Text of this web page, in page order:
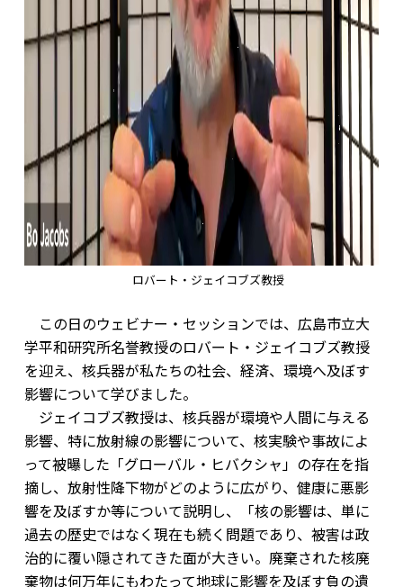
ロバート・ジェイコブズ教授
この日のウェビナー・セッションでは、広島市立大
学平和研究所名誉教授のロバート・ジェイコブズ教授
を迎え、核兵器が私たちの社会、経済、環境へ及ぼす
影響について学びました。
ジェイコブズ教授は、核兵器が環境や人間に与える
影響、特に放射線の影響について、核実験や事故によ
って被曝した「グローバル・ヒバクシャ」の存在を指
摘し、放射性降下物がどのように広がり、健康に悪影
響を及ぼすか等について説明し、「核の影響は、単に
過去の歴史ではなく現在も続く問題であり、被害は政
治的に覆い隠されてきた面が大きい。廃棄された核廃
棄物は何万年にもわたって地球に影響を及ぼす負の遺